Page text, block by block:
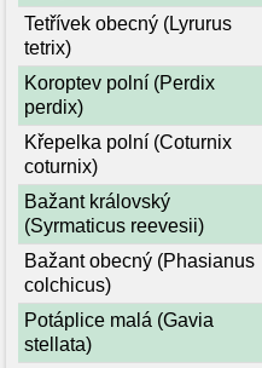
Tetřívek obecný (Lyrurus
tetrix)
Koroptev polní (Perdix
perdix)
Křepelka polní (Coturnix
coturnix)
Bažant královský
(Syrmaticus reevesii)
Bažant obecný (Phasianus
colchicus)
Potáplice malá (Gavia
stellata)